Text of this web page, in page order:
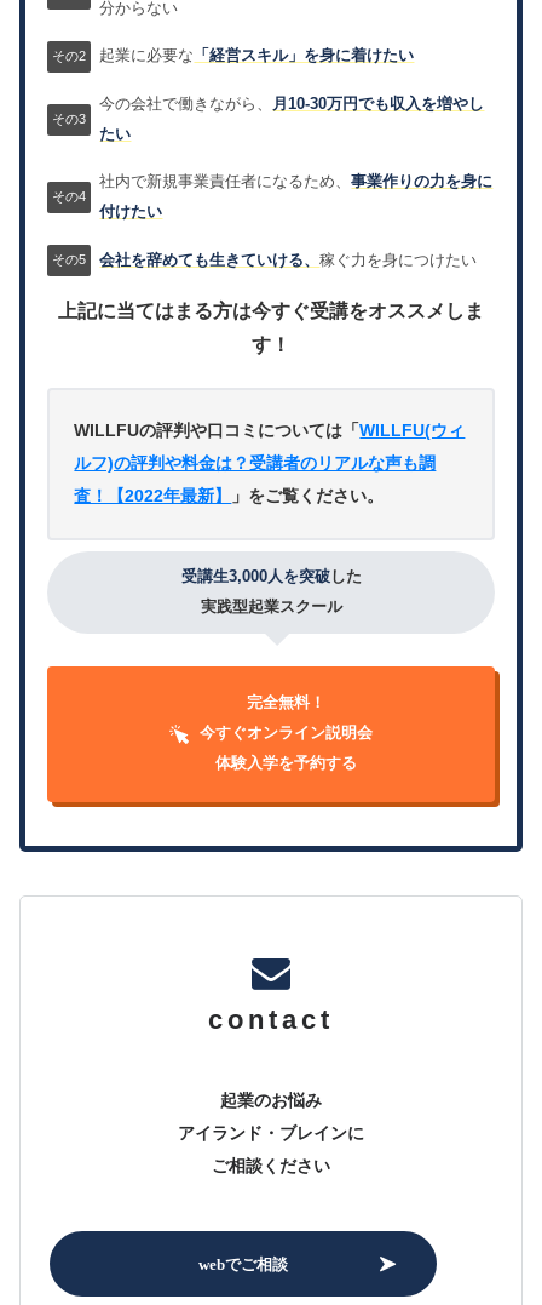
分からない
起業に必要な 「経営スキル」を身に着けたい
今の会社で働きながら、
月10-30万円でも収入を増やし
たい
社内で新規事業責任者になるため、事業作りの力を身に
付けたい
会社を辞めても生きていける、稼ぐ力を身につけたい
上記に当てはまる方は今すぐ受講をオススメしま
す！
WILLFUの評判や口コミについては「WILLFU(ウィ
ルフ)の評判や料金は？受講者のリアルな声も調
査！【2022年最新】
」をご覧ください。
受講生3,000人を突破した
実践型起業スクール
完全無料！
今すぐオンライン説明会
体験入学を予約する
contact
起業のお悩み
アイランド・ブレインに
ご相談ください
webでご相談